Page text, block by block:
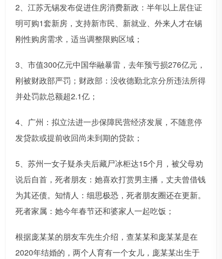
2、江苏无锡发布促进住房消费新政：半年以上居住证
明可购1套新房，支持新市民、新就业、外来人才在锡
刚性购房需求，适当调整限购区域；
3、市值300亿元中国华融暴雷，去年预亏损276亿元，
刚被财政部严罚；财政部：没收德勤北京分所违法所得
并处罚款总额超2.1亿；
4、广州：拟立法进一步保障民营经济发展，不随意停
发贷款或提前收回尚未到期的贷款；
5、苏州一女子疑杀夫后藏尸冰柜达15个月，被父母劝
说后自首，死者朋友：她喜欢打赏男主播，丈夫曾借钱
为其还债。知情人：细思极恐，死者朋友圈还在更新。
死者家属：她今年春节还和婆家人一起吃饭；
根据庞某某的朋友车先生介绍，查某某和庞某某是在
2020年结婚的，两个人育有一个女儿，庞某某出生于